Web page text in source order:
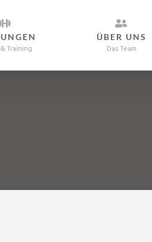
Training
ÜBER UNS
Das Team